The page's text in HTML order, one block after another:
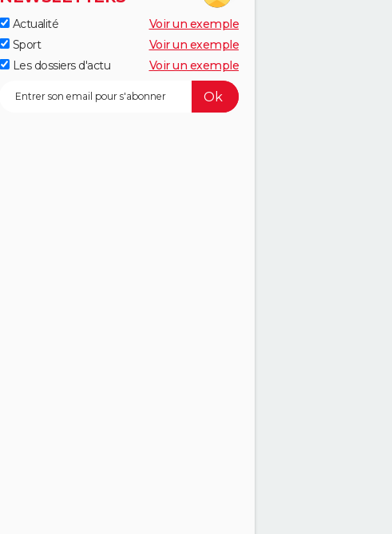
Actualité
Voir un exemple
Sport
Voir un exemple
Les dossiers d'actu
Voir un exemple